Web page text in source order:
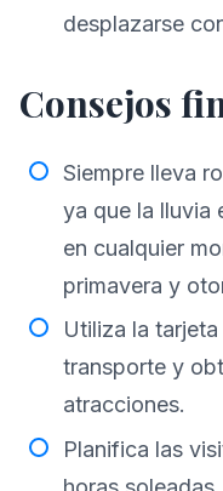
desplazarse
Consejos
Siempre lleva
ya que la lluvia
en cualquier
primavera y
Utiliza la
transporte y
atracciones.
Planifica las